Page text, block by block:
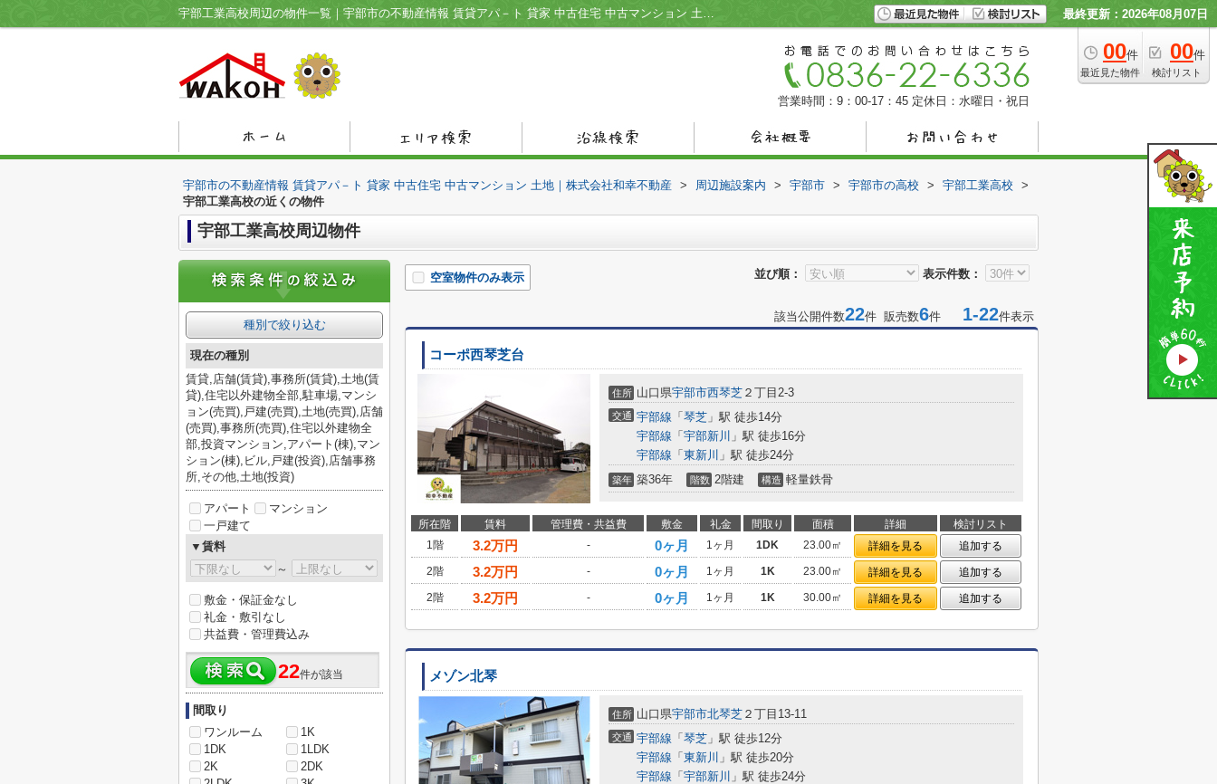
宇部工業高校周辺の物件一覧｜宇部市の不動産情報 賃貸アパ－ト 貸家 中古住宅 中古マンション 土地｜株式会社和幸不動産 最終更新：2026年08月07日
00件
最近見た物件
00件
検討リスト
営業時間：9：00-17：45 定休日：水曜日・祝日
宇部市の不動産情報 賃貸アパ－ト 貸家 中古住宅 中古マンション 土地｜株式会社和幸不動産 > 周辺施設案内 > 宇部市 > 宇部市の高校 > 宇部工業高校
>
宇部工業高校の近くの物件
宇部工業高校周辺物件
並び順： 表示件数：
空室物件のみ表示
該当公開件数22件 販売数6件 1-22件表示
コーポ西琴芝台
住所 山口県宇部市西琴芝 ２丁目2-3
交通 宇部線 「 琴芝 」駅 徒歩14分
宇部線 「 宇部新川 」駅 徒歩16分
宇部線 「 東新川 」駅 徒歩24分
築年 築36年 階数 2階建 構造 軽量鉄骨
所在階 賃料 管理費・共益費 敷金 礼金 間取り 面積 詳細
検討リスト
1階
3.2万円 - 0ヶ月 1ヶ月 1DK 23.00㎡ 詳細を見る
追加する
2階
3.2万円 - 0ヶ月 1ヶ月 1K 23.00㎡ 詳細を見る
追加する
2階
3.2万円 - 0ヶ月 1ヶ月 1K 30.00㎡ 詳細を見る 追加する
メゾン北琴
住所 山口県宇部市北琴芝 ２丁目13-11
交通 宇部線 「 琴芝 」駅 徒歩12分
宇部線 「 東新川 」駅 徒歩20分
宇部線 「 宇部新川 」駅 徒歩24分
種別で絞り込む
現在の種別
賃貸,店舗(賃貸),事務所(賃貸),土地(賃
貸),住宅以外建物全部,駐車場,マンシ
ョン(売買),戸建(売買),土地(売買),店舗
(売買),事務所(売買),住宅以外建物全
部,投資マンション,アパート(棟),マン
ション(棟),ビル,戸建(投資),店舗事務
所,その他,土地(投資)
アパート
マンション
一戸建て
▼賃料
～
敷金・保証金なし
礼金・敷引なし
共益費・管理費込み
22件が該当
間取り
ワンルーム
1K
1DK
1LDK
2K
2DK